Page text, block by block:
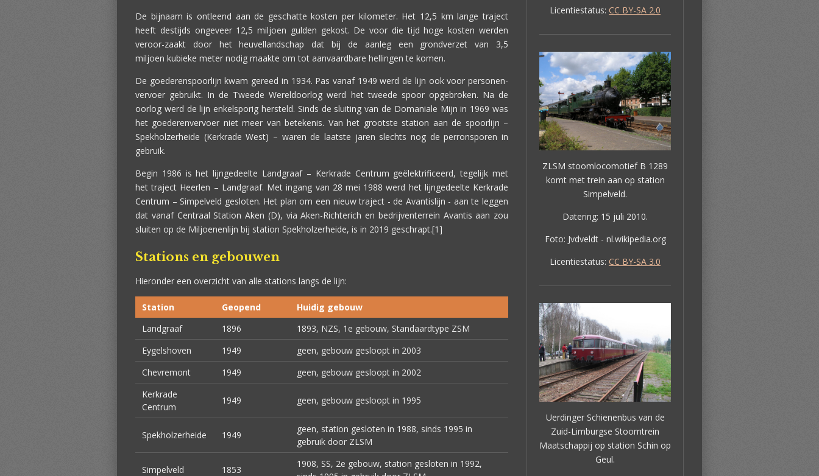
De bijnaam is ontleend aan de geschatte kosten per kilometer. Het 12,5 km lange traject
heeft destijds ongeveer 12,5 miljoen gulden gekost. De voor die tijd hoge kosten werden
veroor-zaakt door het heuvellandschap dat bij de aanleg een grondverzet van 3,5
miljoen kubieke meter nodig maakte om tot aanvaardbare hellingen te komen.
De goederenspoorlijn kwam gereed in 1934. Pas vanaf 1949 werd de lijn ook voor personen-
vervoer gebruikt. In de Tweede Wereldoorlog werd het tweede spoor opgebroken. Na de
oorlog werd de lijn enkelsporig hersteld. Sinds de sluiting van de Domaniale Mijn in 1969 was
het goederenvervoer niet meer van betekenis. Van het grootste station aan de spoorlijn –
Spekholzerheide (Kerkrade West) – waren de laatste jaren slechts nog de perronsporen in
gebruik.
Begin 1986 is het lijngedeelte Landgraaf – Kerkrade Centrum geëlektrificeerd, tegelijk met
het traject Heerlen – Landgraaf. Met ingang van 28 mei 1988 werd het lijngedeelte Kerkrade
Centrum – Simpelveld gesloten. Het plan om een nieuw traject - de Avantislijn - aan te leggen
dat vanaf Centraal Station Aken (D), via Aken-Richterich en bedrijventerrein Avantis aan zou
sluiten op de Miljoenenlijn bij station Spekholzerheide, is in 2019 geschrapt.[1]
Stations en gebouwen
Hieronder een overzicht van alle stations langs de lijn:
Station Geopend
Huidig gebouw
Landgraaf
1896
1893, NZS, 1e gebouw, Standaardtype ZSM
Eygelshoven
1949
geen, gebouw gesloopt in 2003
Chevremont
1949
geen, gebouw gesloopt in 2002
Kerkrade
Centrum
1949 geen, gebouw gesloopt in 1995
Spekholzerheide 1949
geen, station gesloten in 1988, sinds 1995 in
gebruik door ZLSM
Simpelveld 1853
1908, SS, 2e gebouw, station gesloten in 1992,
Licentiestatus: CC BY-SA 2.0
ZLSM stoomlocomotief B 1289
komt met trein aan op station
Simpelveld.
Datering: 15 juli 2010.
Foto: Jvdveldt - nl.wikipedia.org
Licentiestatus: CC BY-SA 3.0
Uerdinger Schienenbus van de
Zuid-Limburgse Stoomtrein
Maatschappij op station Schin op
Geul.